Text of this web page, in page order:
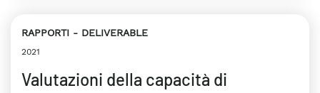
RAPPORTI DELIVERABLE
2021
Valutazioni della capacità di